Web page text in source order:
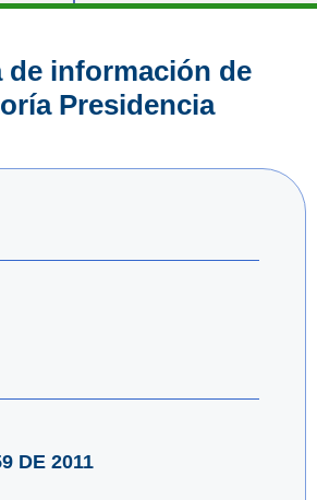
de información de
Presidencia
DE 2011